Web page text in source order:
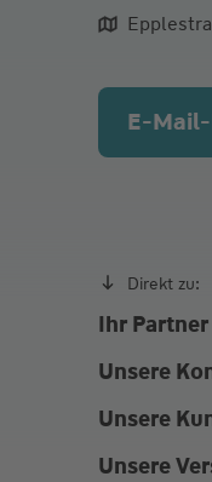
Mo.
Mi.
Do.
E-
Direkt zu:
Ihr
Unsere
Unsere
Unsere